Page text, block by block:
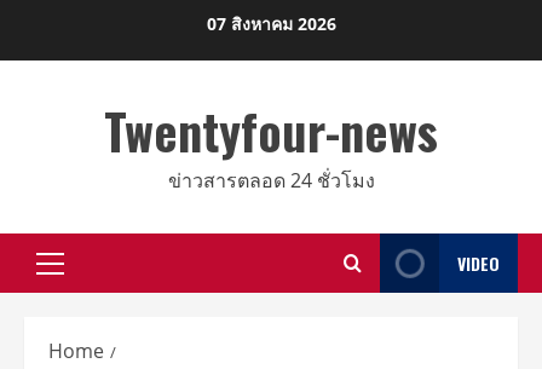
07 สิงหาคม 2026
Twentyfour-news
ข่าวสารตลอด 24 ชั่วโมง
Primary
VIDEO
Home